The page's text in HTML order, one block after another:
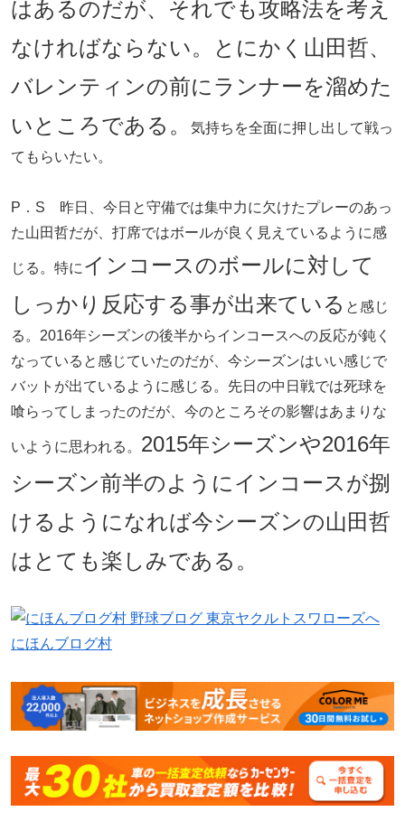
はあるのだが、それでも攻略法を考え
なければならない。とにかく山田哲、
バレンティンの前にランナーを溜めた
いところである。
気持ちを全面に押し出して戦っ
てもらいたい。
P．S 昨日、今日と守備では集中力に欠けたプレーのあっ
た山田哲だが、打席ではボールが良く見えているように感
じる。特に インコースのボールに対して
しっかり反応する事が出来ている と感じ
る。2016年シーズンの後半からインコースへの反応が鈍く
なっていると感じていたのだが、今シーズンはいい感じで
バットが出ているように感じる。先日の中日戦では死球を
喰らってしまったのだが、今のところその影響はあまりな
いように思われる。 2015年シーズンや2016年
シーズン前半のようにインコースが捌
けるようになれば今シーズンの山田哲
はとても楽しみである。
にほんブログ村